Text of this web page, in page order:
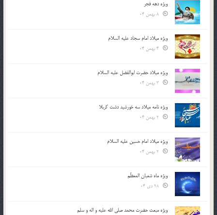
ویژه دهه فجر
ویژه میلاد امام سجاد علیه السلام
ویژه میلاد حضرت ابوالفضل علیه السلام
ویژه نامه میلاد سه خورشید دشت کربلا
ویژه میلاد امام حسین علیه السلام
ویژه ماه شعبان المعظّم
ویژه مبعث حضرت محمد صلی الله علیه و اله و سلم